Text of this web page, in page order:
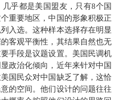
乎都是美国盟友，只有8个国
重要地区，中国的形象积极正
入选。这种样本选择存在明显
客观平衡性，其结果自然也无
段是议题设置。美国民调机
政治化倾向，近年来针对中国
国民众对中国缺乏了解，这恰
的空间。他们设计的问题往往